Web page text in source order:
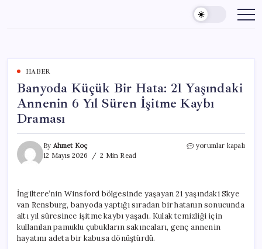
content
HABER
Banyoda Küçük Bir Hata: 21 Yaşındaki
Annenin 6 Yıl Süren İşitme Kaybı
Draması
By Ahmet Koç
12 Mayıs 2026
2 Min Read
Banyoda
Yaşındaki
Annenin
6
Yıl
yorumlar kapalı
İngiltere’nin Winsford bölgesinde yaşayan 21 yaşındaki Skye
van Rensburg, banyoda yaptığı sıradan bir hatanın sonucunda
altı yıl süresince işitme kaybı yaşadı. Kulak temizliği için
kullanılan pamuklu çubukların sakıncaları, genç annenin
hayatını adeta bir kabusa dönüştürdü.